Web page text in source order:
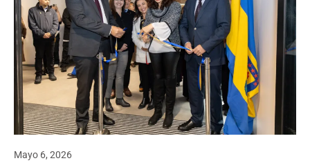
Mayo 6, 2026